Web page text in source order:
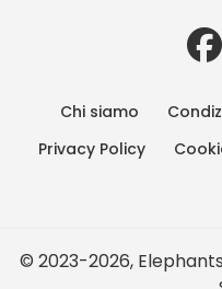
Chi siamo
Privacy Policy
© 2023-2026,